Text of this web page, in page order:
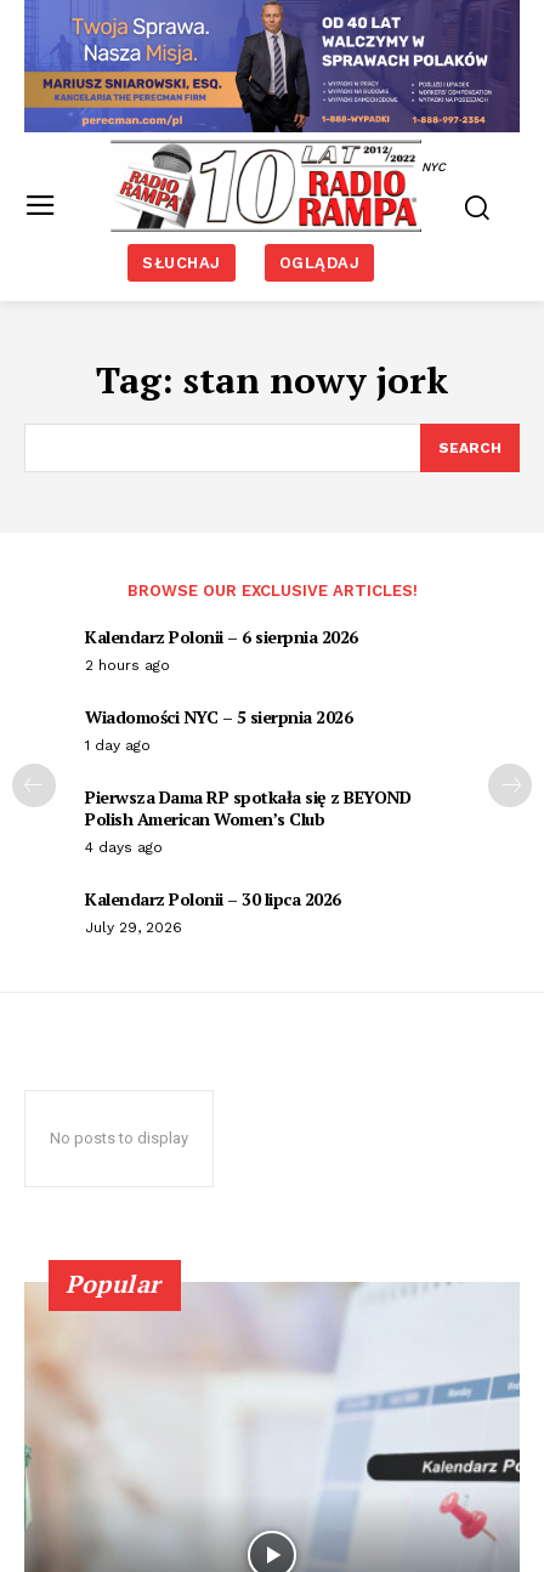
NYC
SŁUCHAJ OGLĄDAJ
Tag: stan nowy jork
SEARCH
BROWSE OUR EXCLUSIVE ARTICLES!
Kalendarz Polonii – 6 sierpnia 2026
2 hours ago
Wiadomości NYC – 5 sierpnia 2026
1 day ago
Pierwsza Dama RP spotkała się z BEYOND
Polish American Women’s Club
4 days ago
Kalendarz Polonii – 30 lipca 2026
July 29, 2026
No posts to display
Popular